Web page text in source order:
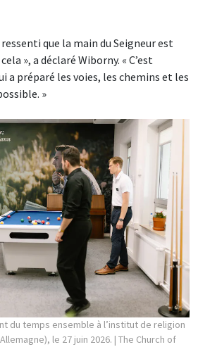
que la main du Seigneur est
», a déclaré Wiborny. « C’est
a préparé les voies, les chemins et les
»
du temps ensemble à l’institut de religion
le 27 juin 2026. | The Church of